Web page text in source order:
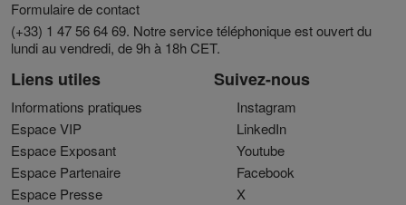
Formulaire de contact
(+33) 1 47 56 64 69. Notre service téléphonique est ouvert du
lundi au vendredi, de 9h à 18h CET.
Liens utiles
Informations pratiques
Espace VIP
Espace Exposant
Espace Partenaire
Espace Presse
Suivez-nous
Instagram
LinkedIn
Youtube
Facebook
X